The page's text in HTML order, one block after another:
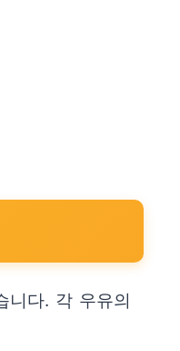
니다. 각 우유의